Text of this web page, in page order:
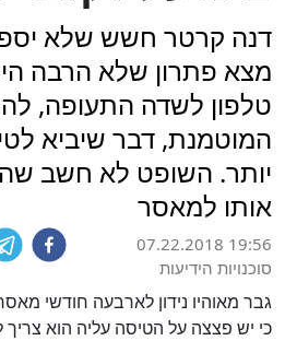
דנה קרטר חשש שלא
מצא פתרון שלא הרבה
טלפון לשדה התעופה,
המוטמנת, דבר שיביא
יותר. השופט לא חשב
אותו למאסר
07.22.2018 19:56
סוכנויות הידיעות
גבר מאוהיו נידון לארבעה חודשי
כי יש פצצה על הטיסה עליה הוא צריך